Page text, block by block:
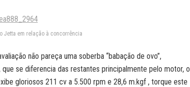
Jetta em relação à concorrência
não pareça uma soberba “babação de ovo”,
se diferencia das restantes principalmente pelo motor, o
gloriosos 211 cv a 5.500 rpm e 28,6 m.kgf , torque este